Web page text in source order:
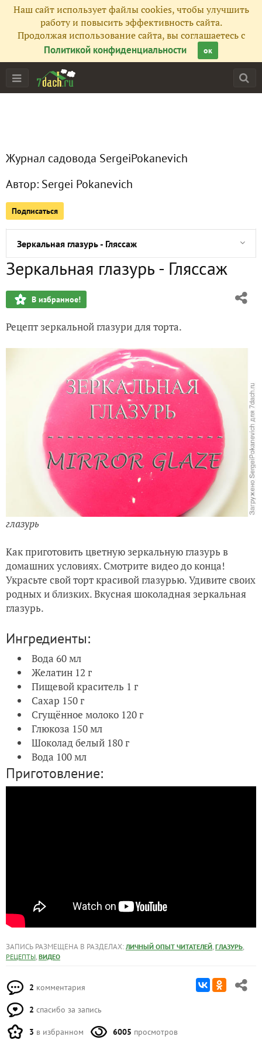
Наш сайт использует файлы cookies, чтобы улучшить
работу и повысить эффективность сайта.
Продолжая использование сайта, вы соглашаетесь с
Политикой конфиденциальности
ок
Журнал садовода SergeiPokanevich
Автор: Sergei Pokanevich
Подписаться
Салат с крабовыми палочками и кукурузой - Новогодний
Рождественское имбирное печенье
Ватрушки с творогом
Салат с сухариками и кукурузой
Рулетики мясные с разной начинкой - Холодные закуски
Зеркальная глазурь - Гляссаж
Муссовый торт Шоколад и Вишня
Оладьи из Тыквы
Шоколадное печенье Орео
Зеркальная глазурь - Гляссаж
В избранное!
Рецепт зеркальной глазури для торта.
глазурь
Как приготовить цветную зеркальную глазурь в
домашних условиях. Смотрите видео до конца!
Украсьте свой торт красивой глазурью. Удивите своих
родных и близких. Вкусная шоколадная зеркальная
глазурь.
Ингредиенты:
Вода 60 мл
Желатин 12 г
Пищевой краситель 1 г
Сахар 150 г
Сгущённое молоко 120 г
Глюкоза 150 мл
Шоколад белый 180 г
Вода 100 мл
Приготовление:
ЗАПИСЬ РАЗМЕЩЕНА В РАЗДЕЛАХ: ЛИЧНЫЙ ОПЫТ ЧИТАТЕЛЕЙ, ГЛАЗУРЬ,
РЕЦЕПТЫ, ВИДЕО
2 комментария
2 спасибо за запись
3 в избранном 6005 просмотров